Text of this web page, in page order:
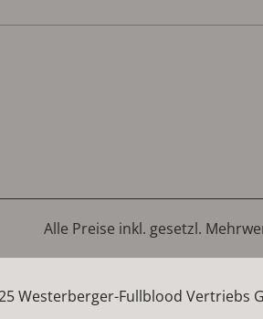
Alle Preise inkl. gesetzl.
Westerberger-Fullblood Vertriebs